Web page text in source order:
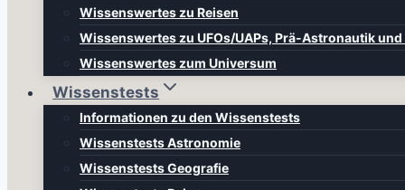
Wissenswertes zu Reisen
Wissenswertes zu UFOs/UAPs, Prä-Astronautik
Wissenswertes zum Universum
Wissenstests
Informationen zu den Wissenstests
Wissenstests Astronomie
Wissenstests Geografie